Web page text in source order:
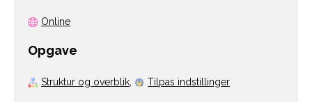
Online
Opgave
Struktur og overblik Tilpas indstillinger